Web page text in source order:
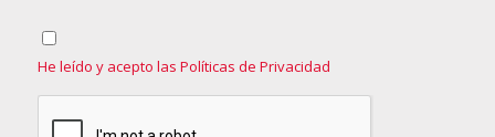
He leído y acepto las Políticas de Privacidad